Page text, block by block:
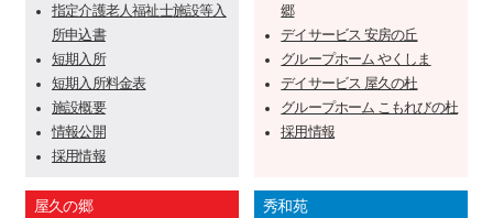
指定介護老人福祉士施設等入
所申込書
短期入所
短期入所料金表
施設概要
情報公開
採用情報
郷
デイサービス 安房の丘
グループホーム やくしま
デイサービス 屋久の杜
グループホーム こもれびの杜
採用情報
屋久の郷 秀和苑